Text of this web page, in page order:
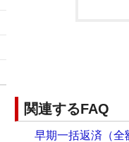
関連するFAQ
早期一括返済（全